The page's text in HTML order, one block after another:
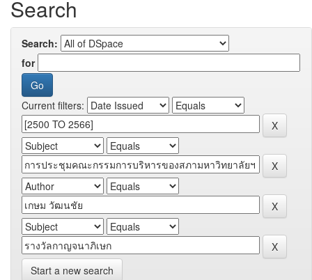
Search
Search:
for
Current filters:
Start a new search